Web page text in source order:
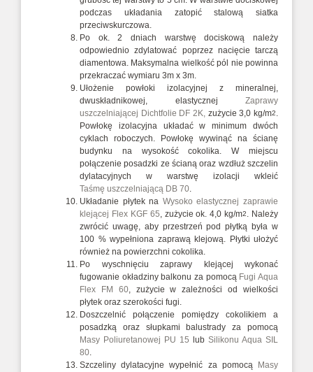
podczas układania zatopić stalową siatka
przeciwskurczowa.
Po ok. 2 dniach warstwę dociskową należy
odpowiednio zdylatować poprzez nacięcie tarczą
diamentowa. Maksymalna wielkość pól nie powinna
przekraczać wymiaru 3m x 3m.
Ułożenie powłoki izolacyjnej z mineralnej,
dwuskładnikowej, elastycznej Zaprawy
uszczelniającej Dichtfolie DF 2K, zużycie 3,0 kg/m2.
Powłokę izolacyjna układać w minimum dwóch
cyklach roboczych. Powłokę wywinąć na ścianę
budynku na wysokość cokolika. W miejscu
połączenie posadzki ze ścianą oraz wzdłuż szczelin
dylatacyjnych w warstwę izolacji wkleić
Taśmę uszczelniającą DB 70.
Układanie płytek na Wysoko elastycznej zaprawie
klejącej Flex KGF 65, zużycie ok. 4,0 kg/m2. Należy
zwrócić uwagę, aby przestrzeń pod płytką była w
100 % wypełniona zaprawą klejową. Płytki ułożyć
również na powierzchni cokolika.
Po wyschnięciu zaprawy klejącej wykonać
fugowanie okładziny balkonu za pomocą Fugi Aqua
Flex FM 60, zużycie w zależności od wielkości
płytek oraz szerokości fugi.
Doszczelnić połączenie pomiędzy cokolikiem a
posadzką oraz słupkami balustrady za pomocą
Masy Poliuretanowej PU 15 lub Silikonu Aqua SIL
80.
Szczeliny dylatacyjne wypełnić za pomocą
Masy